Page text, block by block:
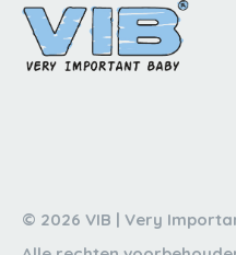
© 2026 VIB | Very